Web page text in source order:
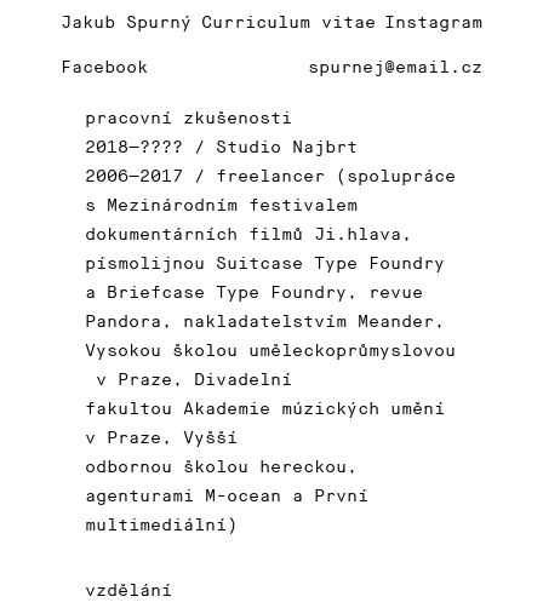
Jakub Spurný Curriculum vitae Instagram
Facebook spurnej@email.cz
pracovní zkušenosti
2018—???? / Studio Najbrt
2006—2017 / freelancer (spolupráce
s Mezinárodním festivalem
dokumentárních filmů Ji.hlava,
písmolijnou Suitcase Type Foundry
a Briefcase Type Foundry, revue
Pandora, nakladatelstvím Meander,
Vysokou školou uměleckoprůmyslovou
v Praze, Divadelní
fakultou Akademie múzických umění
v Praze, Vyšší
odbornou školou hereckou,
agenturami M-ocean a První
multimediální)
vzdělání